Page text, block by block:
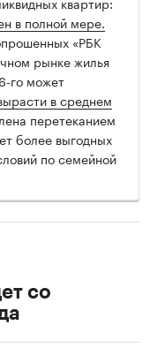
в полной мере.
«РБК
рынке жилья
го может
в среднем
перетеканием
более выгодных
по семейной
со